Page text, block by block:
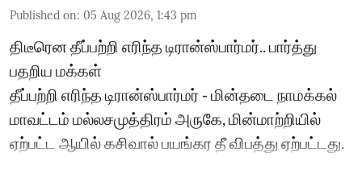
Published on: 05 Aug 2026, 1:43 pm
திடீரென தீப்பற்றி எரிந்த டிரான்ஸ்பார்மர்.. பார்த்து
பதறிய மக்கள்
தீப்பற்றி எரிந்த டிரான்ஸ்பார்மர் - மின்தடை நாமக்கல்
மாவட்டம் மல்லசமுத்திரம் அருகே, மின்மாற்றியில்
ஏற்பட்ட ஆயில் கசிவால் பயங்கர தீ விபத்து ஏற்பட்டது.